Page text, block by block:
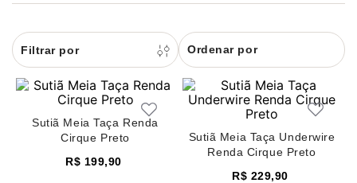
5
sutiã calcinha
6
algodão
pijama
renda
sutiã renda
Ordenar por
Sutiã Meia Taça Renda
Cirque Preto
R$ 199,90
Sutiã Meia Taça Underwire
Renda Cirque Preto
R$ 229,90